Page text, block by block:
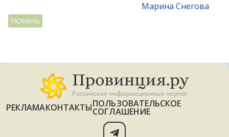
Mарина Снегова
ТЮМЕНЬ
РЕКЛАМАКОНТАКТЫПОЛЬЗОВАТЕЛЬСКОЕ
СОГЛАШЕНИЕ